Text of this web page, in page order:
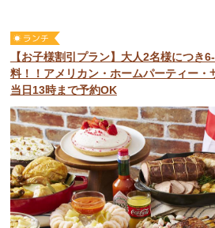
【お子様割引プラン】大人2名様につき
料！！アメリカン・ホームパーティー
当日13時まで予約OK